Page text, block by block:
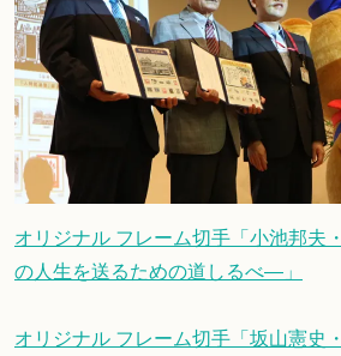
オリジナル フレーム切手「小池邦夫
の人生を送るための道しるべ―」
オリジナル フレーム切手「坂山憲史